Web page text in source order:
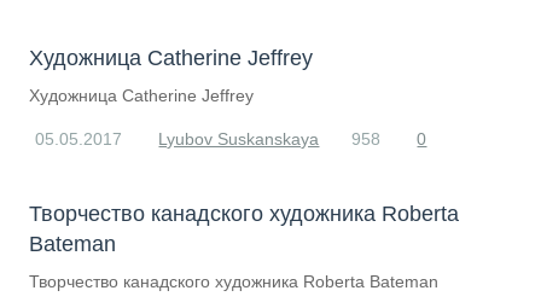
​Художница Catherine Jeffrey
​Художница Catherine Jeffrey
05.05.2017 Lyubov Suskanskaya 958 0
Творчество канадского художника Robertа
Bateman
Творчество канадского художника Robertа Bateman